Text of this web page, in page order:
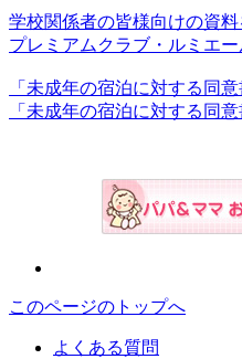
学校関係者の皆様向けの資
プレミアムクラブ・ルミエ
「未成年の宿泊に対する同
「未成年の宿泊に対する同
このページのトップへ
よくある質問